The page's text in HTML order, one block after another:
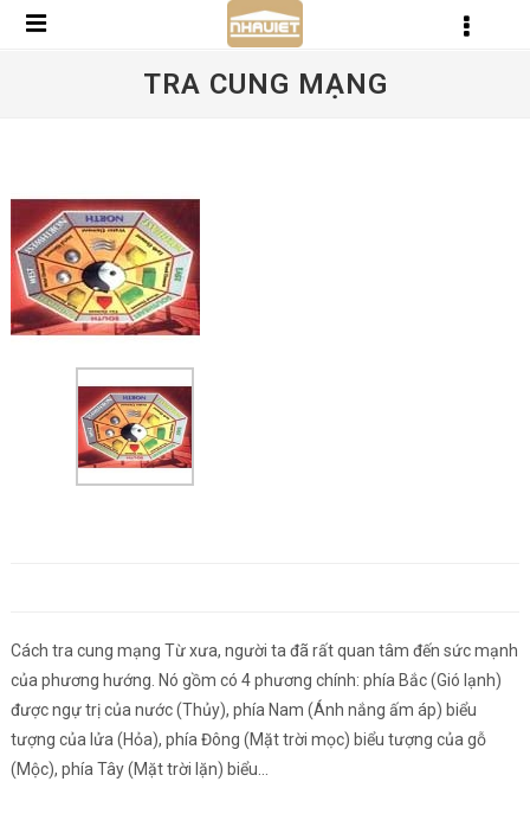
TRA CUNG MẠNG
Cách tra cung mạng Từ xưa, người ta đã rất quan tâm đến sức mạnh
của phương hướng. Nó gồm có 4 phương chính: phía Bắc (Gió lạnh)
được ngự trị của nước (Thủy), phía Nam (Ánh nắng ấm áp) biểu
tượng của lửa (Hỏa), phía Đông (Mặt trời mọc) biểu tượng của gỗ
(Mộc), phía Tây (Mặt trời lặn) biểu...